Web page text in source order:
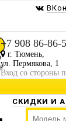
+7 908 86-86-
г. Тюмень,
ул. Пермякова, 1
Вход со стороны
СКИДКИ И